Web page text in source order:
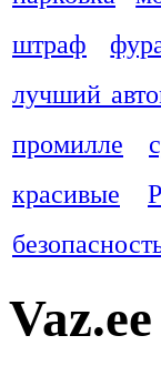
штраф
лучший
промилле
красивые
Vaz.ee